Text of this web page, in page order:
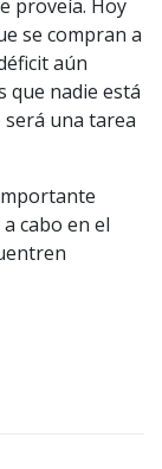
proveía. Hoy
se compran a
aún
que nadie está
una tarea
cabo en el